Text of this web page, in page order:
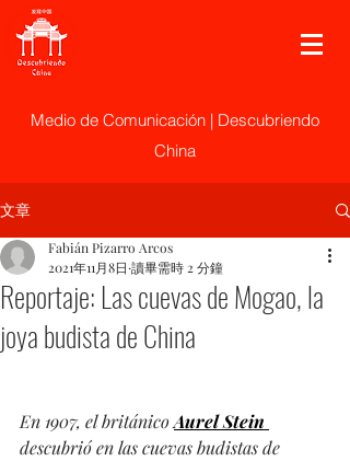
Medio de Comunicación | Descubriendo
China
文章
Reportaje: Las cuevas de Mogao, la
joya budista de China
Fabián Pizarro Arcos
2021年11月8日 讀畢需時 2 分鐘
En 1907, el británico Aurel Stein
descubrió en las cuevas budistas de